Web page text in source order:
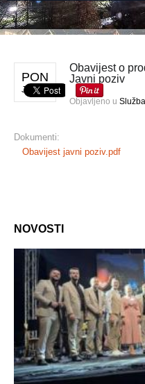
PON
JUN 1
Obavijest o
Javni poziv
Objavljeno u
Dokumenti:
Obavijest javni poziv.pdf
NOVOSTI